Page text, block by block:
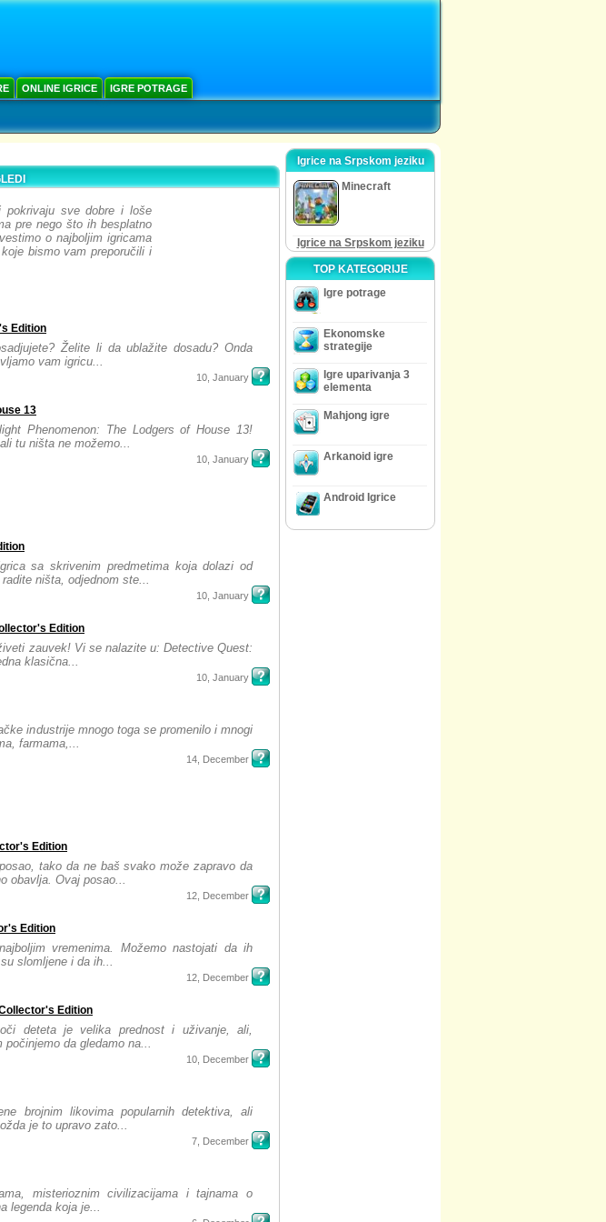
ONLINE IGRICE IGRE POTRAGE
pokrivaju sve dobre i loše
pre nego što ih besplatno
o najboljim igricama
bismo vam preporučili i
Edition
Želite li da ublažite dosadu? Onda
vam igricu...
10, January
13
Phenomenon: The Lodgers of House 13!
tu ništa ne možemo...
10, January
sa skrivenim predmetima koja dolazi od
ništa, odjednom ste...
10, January
Edition
zauvek! Vi se nalazite u: Detective Quest:
klasična...
10, January
industrije mnogo toga se promenilo i mnogi
farmama,...
14, December
Edition
tako da ne baš svako može zapravo da
obavlja. Ovaj posao...
12, December
Edition
vremenima. Možemo nastojati da ih
slomljene i da ih...
12, December
Edition
deteta je velika prednost i uživanje, ali,
da gledamo na...
10, December
brojnim likovima popularnih detektiva, ali
je to upravo zato...
7, December
misterioznim civilizacijama i tajnama o
legenda koja je...
Igrice na Srpskom jeziku
Minecraft
Igrice na Srpskom jeziku
TOP KATEGORIJE
Igre potrage
Ekonomske
strategije
Igre uparivanja 3
elementa
Mahjong igre
Arkanoid igre
Android Igrice